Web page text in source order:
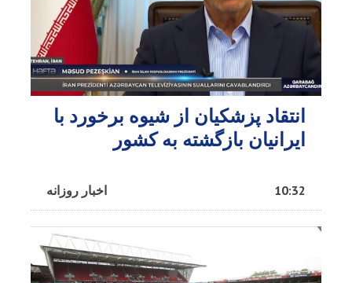
انتقاد پزشکیان از شیوه برخورد با
ایرانیان بازگشته به کشور
اخبار روزانه 10:32